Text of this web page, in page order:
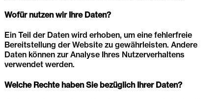
Wofür nutzen wir Ihre Daten?
Ein Teil der Daten wird erhoben, um eine fehlerfreie
Bereitstellung der Website zu gewährleisten. Andere
Daten können zur Analyse Ihres Nutzerverhaltens
verwendet werden.
Welche Rechte haben Sie bezüglich Ihrer Daten?